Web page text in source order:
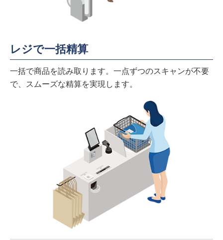
レジで一括精算
一括で商品を読み取ります。一点ずつのスキャンが不要
で、スムーズな精算を実現します。